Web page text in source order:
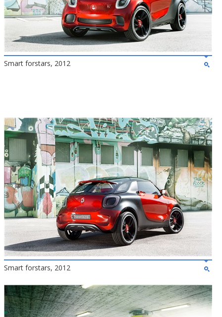
Smart forstars, 2012
Smart forstars, 2012